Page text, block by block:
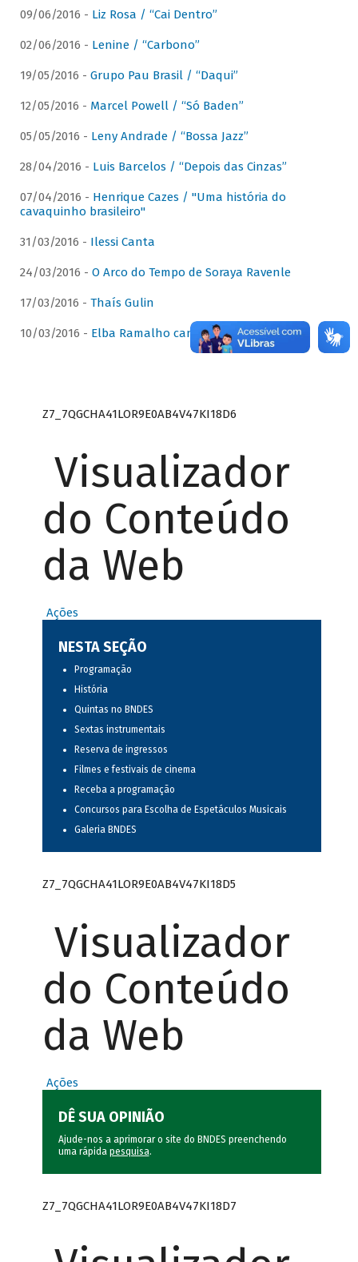
09/06/2016 - Liz Rosa / “Cai Dentro”
02/06/2016 - Lenine / “Carbono”
19/05/2016 - Grupo Pau Brasil / “Daqui”
12/05/2016 - Marcel Powell / “Só Baden”
05/05/2016 - Leny Andrade / “Bossa Jazz”
28/04/2016 - Luis Barcelos / “Depois das Cinzas”
07/04/2016 - Henrique Cazes / "Uma história do
cavaquinho brasileiro"
31/03/2016 - Ilessi Canta
24/03/2016 - O Arco do Tempo de Soraya Ravenle
17/03/2016 - Thaís Gulin
10/03/2016 - Elba Ramalho canta Dominguinhos
Z7_7QGCHA41LOR9E0AB4V47KI18D6
Visualizador
do Conteúdo
da Web
Ações
NESTA SEÇÃO
Programação
História
Quintas no BNDES
Sextas instrumentais
Reserva de ingressos
Filmes e festivais de cinema
Receba a programação
Concursos para Escolha de Espetáculos Musicais
Galeria BNDES
Z7_7QGCHA41LOR9E0AB4V47KI18D5
Visualizador
do Conteúdo
da Web
Ações
DÊ SUA OPINIÃO
Ajude-nos a aprimorar o site do BNDES preenchendo
uma rápida pesquisa.
Z7_7QGCHA41LOR9E0AB4V47KI18D7